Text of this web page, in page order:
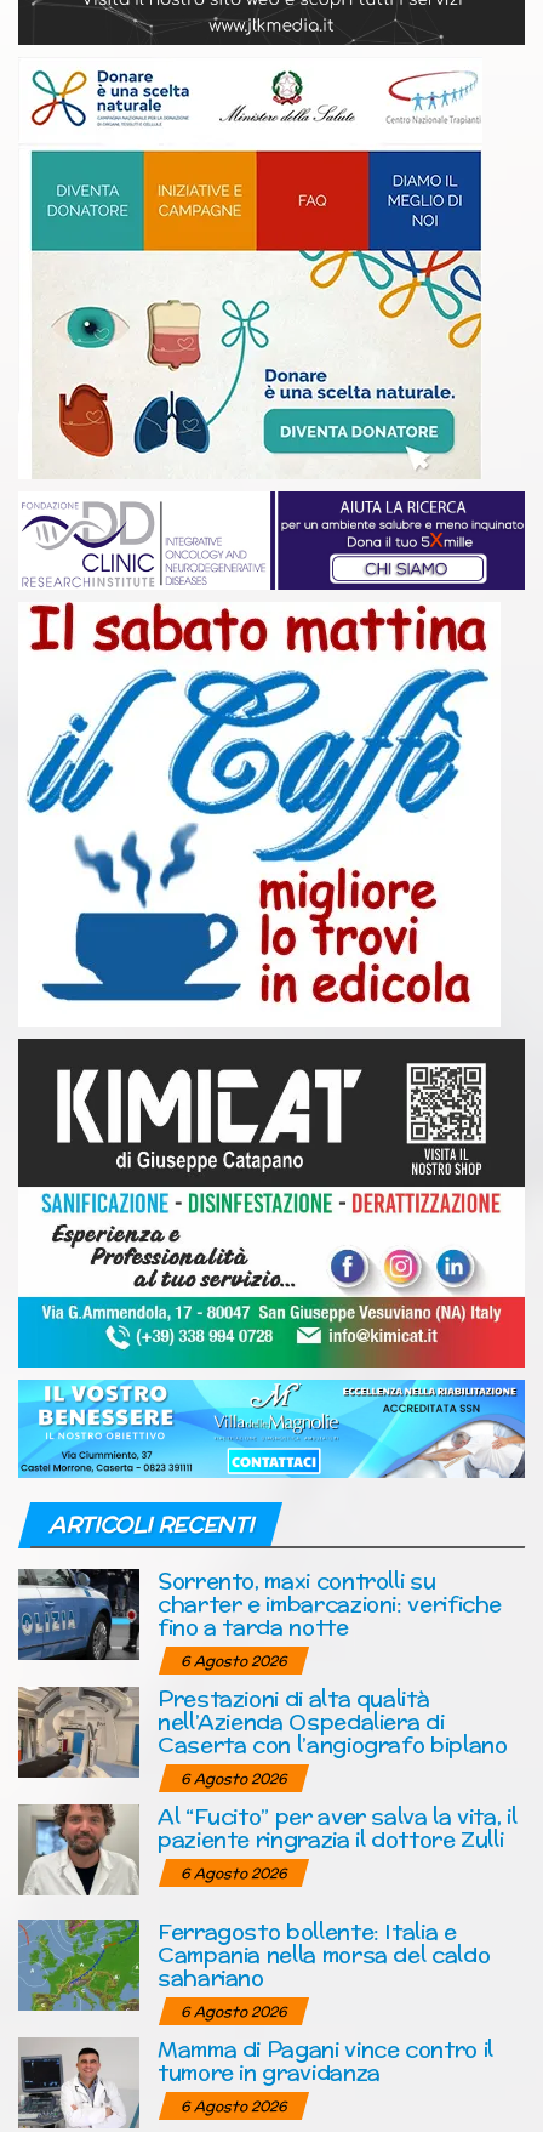
ARTICOLI RECENTI
Sorrento, maxi controlli su
charter e imbarcazioni: verifiche
fino a tarda notte
6 Agosto 2026
Prestazioni di alta qualità
nell’Azienda Ospedaliera di
Caserta con l’angiografo biplano
6 Agosto 2026
Al “Fucito” per aver salva la vita, il
paziente ringrazia il dottore Zulli
6 Agosto 2026
Ferragosto bollente: Italia e
Campania nella morsa del caldo
sahariano
6 Agosto 2026
Mamma di Pagani vince contro il
tumore in gravidanza
6 Agosto 2026